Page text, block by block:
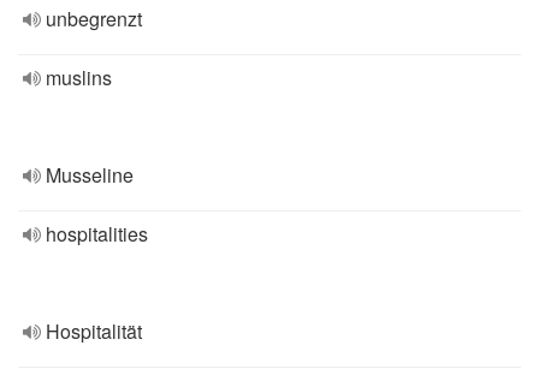
unbegrenzt
muslins
Musseline
hospitalities
Hospitalität